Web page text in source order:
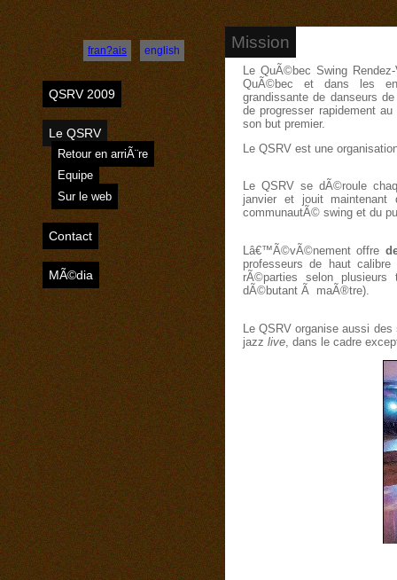
fran?ais english
QSRV 2009
Le QSRV
Retour en arriÃ¨re
Equipe
Sur le web
Contact
MÃ©dia
Mission
Le QuÃ©bec Swing
QuÃ©bec et dans les
grandissante de danseurs
de progresser rapidement
son but premier.
Le QSRV est une
Le QSRV se dÃ©roule
janvier et jouit
communautÃ© swing et du
Lâ€™Ã©vÃ©nement offre
professeurs de haut
rÃ©parties selon
dÃ©butant Ã maÃ®tre).
Le QSRV organise aussi des
jazz live , dans le cadre